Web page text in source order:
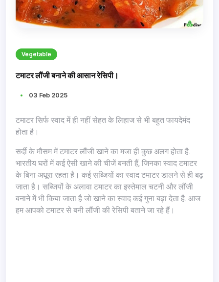
Vegetable
टमाटर लौंजी बनाने की आसान रेसिपी।
03 Feb 2025
टमाटर सिर्फ स्वाद में ही नहीं सेहत के लिहाज से भी बहुत फायदेमंद
होता है।
सर्दी के मौसम में टमाटर लौंजी खाने का मजा ही कुछ अलग होता है.
भारतीय घरों में कई ऐसी खाने की चीजें बनती हैं, जिनका स्वाद टमाटर
के बिना अधूरा रहता है। कई सब्जियों का स्वाद टमाटर डालने से ही बढ़
जाता है। सब्जियों के अलावा टमाटर का इस्तेमाल चटनी और लौंजी
बनाने में भी किया जाता है जो खाने का स्वाद कई गुना बढ़ा देता है. आज
हम आपको टमाटर से बनी लौंजी की रेसिपी बताने जा रहे हैं।